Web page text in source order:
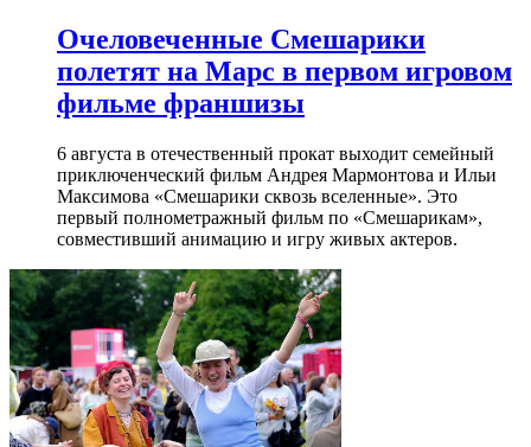
Очеловеченные Смешарики
полетят на Марс в первом игровом
фильме франшизы
6 августа в отечественный прокат выходит семейный
приключенческий фильм Андрея Мармонтова и Ильи
Максимова «Смешарики сквозь вселенные». Это
первый полнометражный фильм по «Смешарикам»,
совместивший анимацию и игру живых актеров.